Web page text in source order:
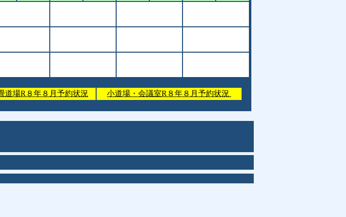
道場R８年８月予約状況 小道場・会議室R８年８月予約状況